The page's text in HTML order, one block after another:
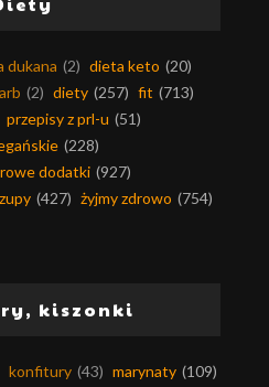
dukana (2) dieta keto (20)
(2) diety (257) fit (713)
przepisy z prl-u (51)
(228)
dodatki (927)
zupy (427) żyjmy zdrowo (754)
kiszonki
konfitury (43) marynaty (109)